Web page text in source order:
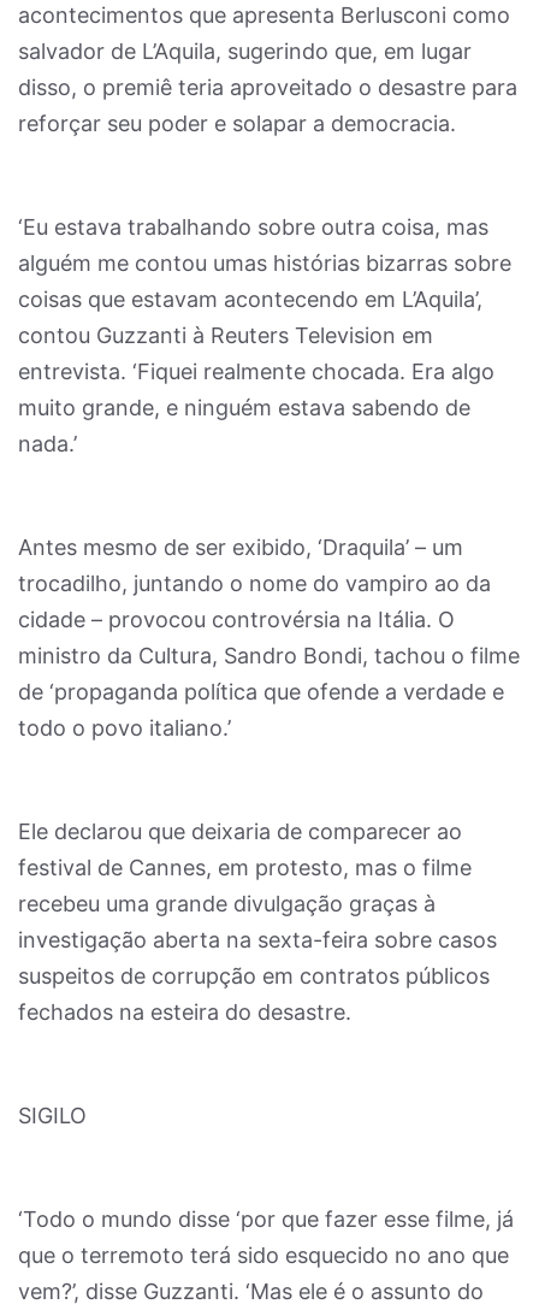
acontecimentos que apresenta Berlusconi como
salvador de L’Aquila, sugerindo que, em lugar
disso, o premiê teria aproveitado o desastre para
reforçar seu poder e solapar a democracia.
‘Eu estava trabalhando sobre outra coisa, mas
alguém me contou umas histórias bizarras sobre
coisas que estavam acontecendo em L’Aquila’,
contou Guzzanti à Reuters Television em
entrevista. ‘Fiquei realmente chocada. Era algo
muito grande, e ninguém estava sabendo de
nada.’
Antes mesmo de ser exibido, ‘Draquila’ – um
trocadilho, juntando o nome do vampiro ao da
cidade – provocou controvérsia na Itália. O
ministro da Cultura, Sandro Bondi, tachou o filme
de ‘propaganda política que ofende a verdade e
todo o povo italiano.’
Ele declarou que deixaria de comparecer ao
festival de Cannes, em protesto, mas o filme
recebeu uma grande divulgação graças à
investigação aberta na sexta-feira sobre casos
suspeitos de corrupção em contratos públicos
fechados na esteira do desastre.
SIGILO
‘Todo o mundo disse ‘por que fazer esse filme, já
que o terremoto terá sido esquecido no ano que
vem?’, disse Guzzanti. ‘Mas ele é o assunto do